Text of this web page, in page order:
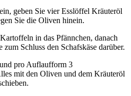
geben Sie vier Esslöffel Kräuteröl
Sie die Oliven hinein.
in das Pfännchen, danach
Schluss den Schafskäse darüber.
pro Auflaufform 3
mit den Oliven und dem Kräuteröl